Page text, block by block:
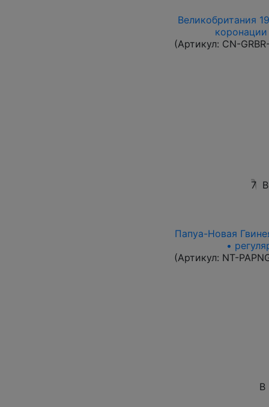
Великобритания
(Артикул: CN-
7
Папуа-Новая
•
(Артикул: NT-
В